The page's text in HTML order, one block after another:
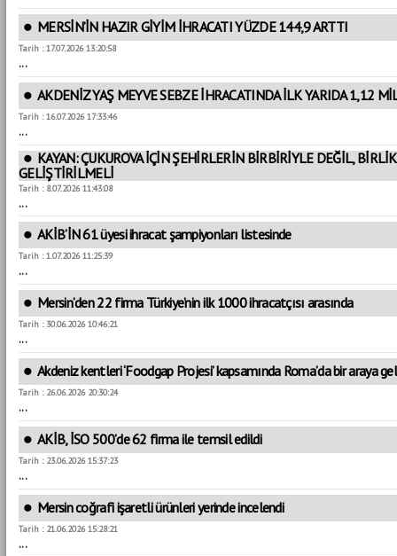
MERSİN’İN HAZIR GİYİM İHRACATI YÜZDE 144,9 ARTTI
Tarih : 17.07.2026 13:20:58
...
AKDENİZ YAŞ MEYVE SEBZE İHRACATINDA İLK YARIDA 1,12
Tarih : 16.07.2026 17:33:46
...
KAYAN: ÇUKUROVA İÇİN ŞEHİRLERİN BİRBİRİYLE DEĞİL,
GELİŞTİRİLMELİ
Tarih : 8.07.2026 11:43:08
...
AKİB’İN 61 üyesi ihracat şampiyonları listesinde
Tarih : 1.07.2026 11:25:39
...
Mersin’den 22 firma Türkiye’nin ilk 1000 ihracatçısı arasında
Tarih : 30.06.2026 10:46:21
...
Akdeniz kentleri ‘Foodgap Projesi’ kapsamında Roma’da bir araya
Tarih : 26.06.2026 20:30:24
...
AKİB, İSO 500’de 62 firma ile temsil edildi
Tarih : 23.06.2026 15:37:23
...
Mersin coğrafi işaretli ürünleri yerinde incelendi
Tarih : 21.06.2026 15:28:21
...